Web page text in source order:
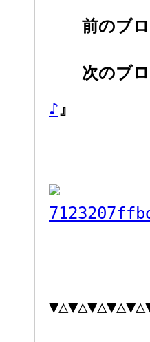
前のブロ
次のブロ
♪』